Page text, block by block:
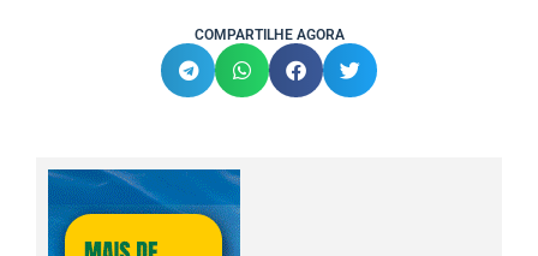
COMPARTILHE AGORA